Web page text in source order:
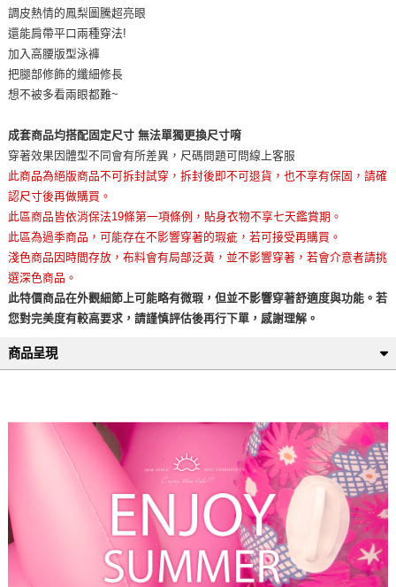
調皮熱情的鳳梨圖騰超亮眼
還能肩帶平口兩種穿法!
加入高腰版型泳褲
把腿部修飾的纖細修長
想不被多看兩眼都難~
成套商品均搭配固定尺寸 無法單獨更換尺寸唷
穿著效果因體型不同會有所差異，尺碼問題可問線上客服
此商品為絕版商品不可拆封試穿，拆封後即不可退貨，也不享有保固，請確
認尺寸後再做購買。
此區商品皆依消保法19條第一項條例，貼身衣物不享七天鑑賞期。
此區為過季商品，可能存在不影響穿著的瑕疵，若可接受再購買。
淺色商品因時間存放，布料會有局部泛黃，並不影響穿著，若會介意者請挑
選深色商品。
此特價商品在外觀細節上可能略有微瑕，但並不影響穿著舒適度與功能。若
您對完美度有較高要求，請謹慎評估後再行下單，感謝理解。
商品呈現